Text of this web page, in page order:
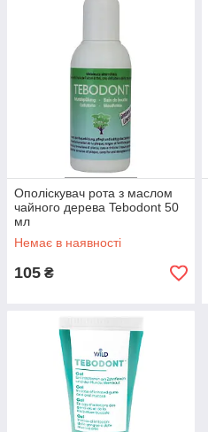
Ополіскувач рота з маслом
чайного дерева Tebodont 50
мл
Немає в наявності
105 ₴